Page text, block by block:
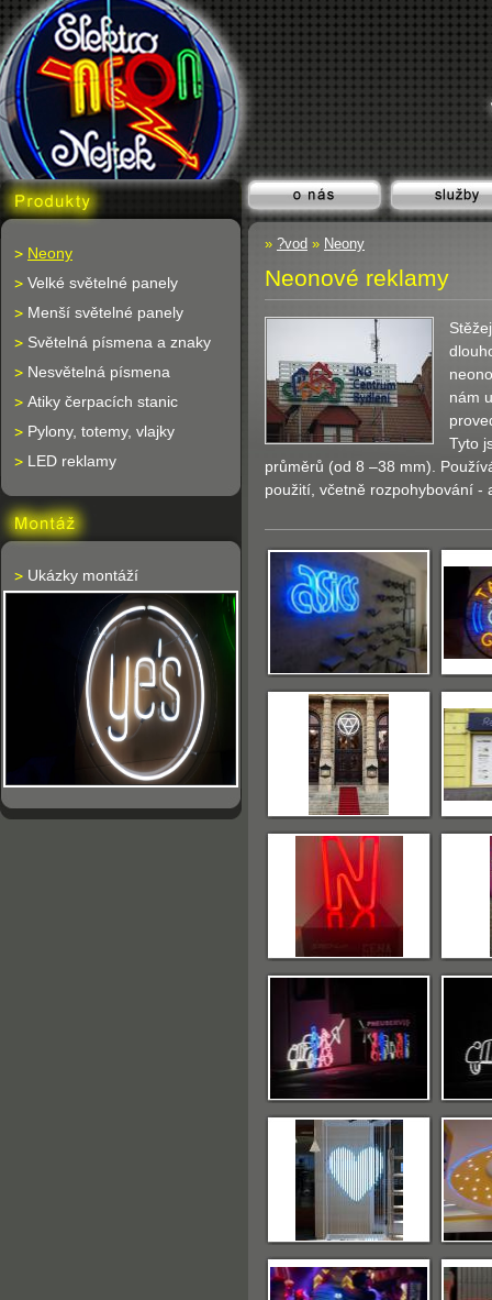
Neony
Velké světelné panely
Menší světelné panely
Světelná písmena a znaky
Nesvětelná písmena
Atiky čerpacích stanic
Pylony, totemy, vlajky
LED reklamy
Ukázky montáží
» ?vod » Neony
Neonové reklamy
nám
Tyto
průměrů (od 8 –38 mm).
použití, včetně rozpohybování -